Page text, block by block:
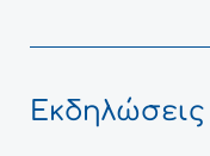
Εκδηλώσεις